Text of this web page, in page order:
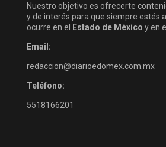
Nuestro objetivo es ofrecerte
y de interés para que siempre estés
ocurre en el
Estado de México y en
Email:
redaccion@diarioedomex.com.mx
Teléfono:
5518166201